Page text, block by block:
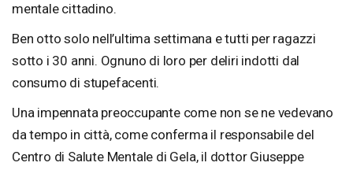
mentale cittadino.
Ben otto solo nell’ultima settimana e tutti per ragazzi
sotto i 30 anni. Ognuno di loro per deliri indotti dal
consumo di stupefacenti.
Una impennata preoccupante come non se ne vedevano
da tempo in città, come conferma il responsabile del
Centro di Salute Mentale di Gela, il dottor Giuseppe